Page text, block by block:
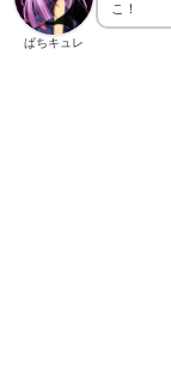
ぱちキュレ
こ！